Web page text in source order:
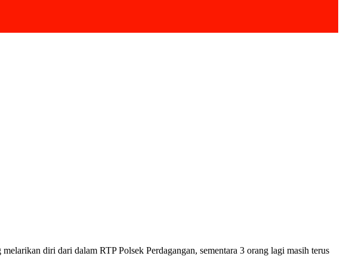
diri dari dalam RTP Polsek Perdagangan, sementara 3 orang lagi masih terus